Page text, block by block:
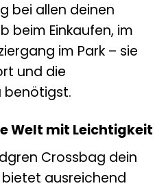
bei allen deinen
beim Einkaufen, im
im Park – sie
und die
benötigst.
Welt mit Leichtigkeit
Crossbag dein
bietet ausreichend